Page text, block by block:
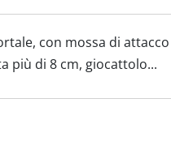
con mossa di
più di 8 cm, giocattolo...